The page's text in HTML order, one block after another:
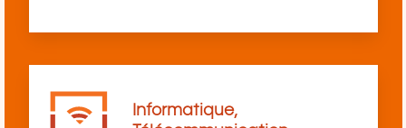
Informatique,